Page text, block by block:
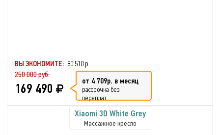
ВЫ ЭКОНОМИТЕ: 80 510 р.
250 000 руб.
169 490 от 4 709р. в месяц
рассрочка без
переплат
Xiaomi 3D White Grey
Массажное кресло